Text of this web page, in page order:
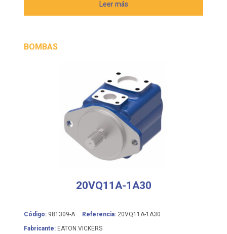
Leer más
BOMBAS
20VQ11A-1A30
Código: 981309-A Referencia: 20VQ11A-1A30
Fabricante: EATON VICKERS